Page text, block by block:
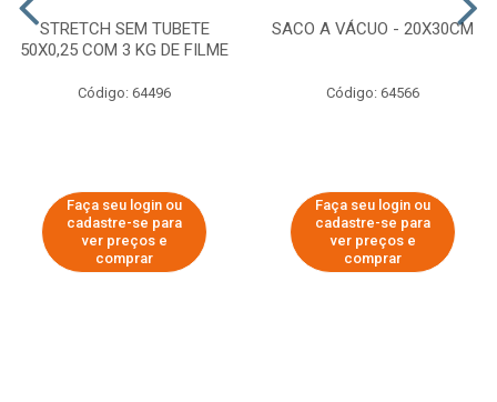
STRETCH SEM TUBETE
50X0,25 COM 3 KG DE FILME
Código: 64496
Faça seu login ou
cadastre-se para
ver preços e
comprar
SACO A VÁCUO - 20X30CM
Código: 64566
Faça seu login ou
cadastre-se para
ver preços e
comprar